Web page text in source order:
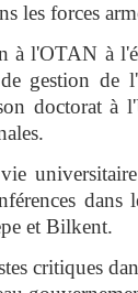
les forces
à l'OTAN à
gestion
doctorat à
dans
et Bilkent.
critiques